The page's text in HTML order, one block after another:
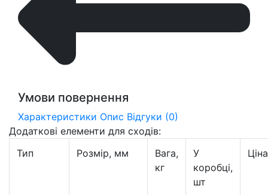
Умови повернення
Характеристики Опис Відгуки (0)
Додаткові елементи для сходів:
Тип
Розмір, мм
Вага,
кг
У
коробці,
шт
Ціна